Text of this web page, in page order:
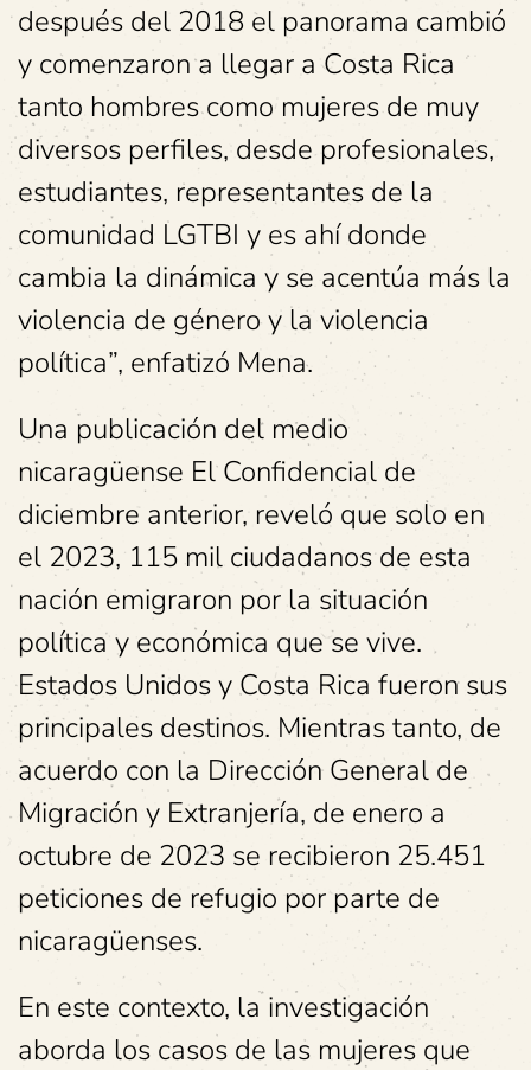
después del 2018 el panorama cambió
y comenzaron a llegar a Costa Rica
tanto hombres como mujeres de muy
diversos perfiles, desde profesionales,
estudiantes, representantes de la
comunidad LGTBI y es ahí donde
cambia la dinámica y se acentúa más la
violencia de género y la violencia
política”, enfatizó Mena.
Una publicación del medio
nicaragüense El Confidencial de
diciembre anterior, reveló que solo en
el 2023, 115 mil ciudadanos de esta
nación emigraron por la situación
política y económica que se vive.
Estados Unidos y Costa Rica fueron sus
principales destinos. Mientras tanto, de
acuerdo con la Dirección General de
Migración y Extranjería, de enero a
octubre de 2023 se recibieron 25.451
peticiones de refugio por parte de
nicaragüenses.
En este contexto, la investigación
aborda los casos de las mujeres que